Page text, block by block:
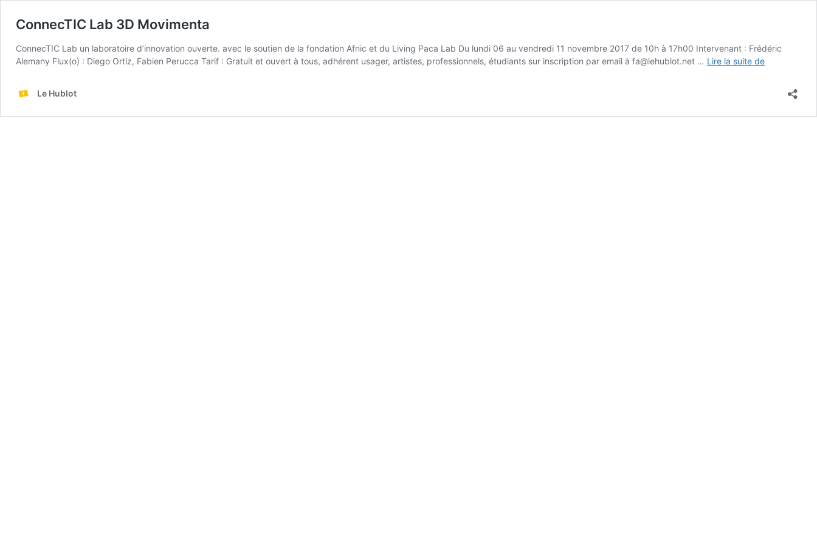
ConnecTIC Lab 3D Movimenta
ConnecTIC Lab un laboratoire d’innovation ouverte. avec le soutien de la fondation Afnic et du Living Paca Lab Du lundi 06 au vendredi 11 novembre 2017 de 10h à 17h00 Intervenant : Frédéric
Alemany Flux(o) : Diego Ortiz, Fabien Perucca Tarif : Gratuit et ouvert à tous, adhérent usager, artistes, professionnels, étudiants sur inscription par email à fa@lehublot.net … Lire la suite deConnecTIC
Movimenta
Le Hublot